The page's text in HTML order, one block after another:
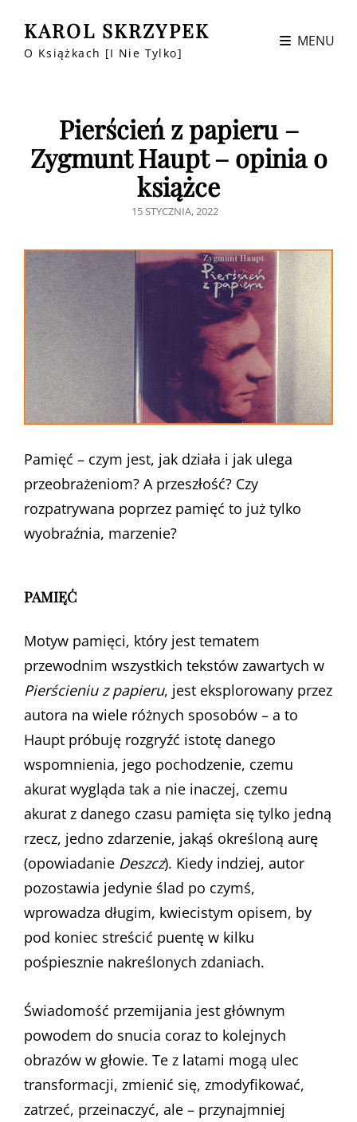
KAROL SKRZYPEK
O Książkach [i Nie Tylko]
MENU
Pierścień z papieru –
Zygmunt Haupt – opinia o
książce
POSTED
15 STYCZNIA, 2022
Pamięć – czym jest, jak działa i jak ulega
przeobrażeniom? A przeszłość? Czy
rozpatrywana poprzez pamięć to już tylko
wyobraźnia, marzenie?
PAMIĘĆ
Motyw pamięci, który jest tematem
przewodnim wszystkich tekstów zawartych w
Pierścieniu z papieru, jest eksplorowany przez
autora na wiele różnych sposobów – a to
Haupt próbuję rozgryźć istotę danego
wspomnienia, jego pochodzenie, czemu
akurat wygląda tak a nie inaczej, czemu
akurat z danego czasu pamięta się tylko jedną
rzecz, jedno zdarzenie, jakąś określoną aurę
(opowiadanie Deszcz). Kiedy indziej, autor
pozostawia jedynie ślad po czymś,
wprowadza długim, kwiecistym opisem, by
pod koniec streścić puentę w kilku
pośpiesznie nakreślonych zdaniach.
Świadomość przemijania jest głównym
powodem do snucia coraz to kolejnych
obrazów w głowie. Te z latami mogą ulec
transformacji, zmienić się, zmodyfikować,
zatrzeć, przeinaczyć, ale – przynajmniej